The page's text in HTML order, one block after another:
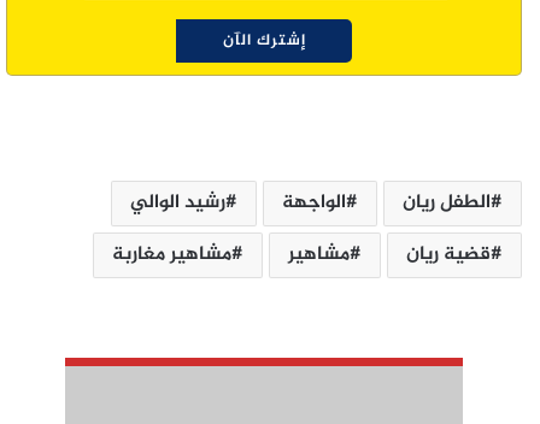
الطفل ريان الواجهة
رشيد الوالي
قضية ريان
مشاهير مشاهير مغاربة